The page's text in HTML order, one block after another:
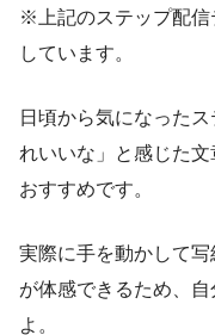
※上記のステップ配信
しています。
日頃から気になった
れいいな」と感じた
おすすめです。
実際に手を動かして
が体感できるため、
よ。